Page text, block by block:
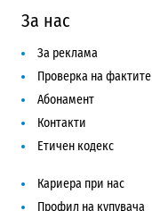
За нас
За реклама
Проверка на фактите
Абонамент
Контакти
Етичен кодекс
Кариера при нас
Профил на купувача